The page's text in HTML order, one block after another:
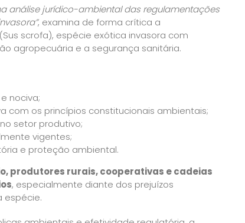
análise jurídico-ambiental das regulamentações
, examina de forma crítica a
scrofa), espécie exótica invasora com
agropecuária e a segurança sanitária.
nociva;
os princípios constitucionais ambientais;
setor produtivo;
vigentes;
e proteção ambiental.
produtores rurais, cooperativas e cadeias
, especialmente diante dos prejuízos
espécie.